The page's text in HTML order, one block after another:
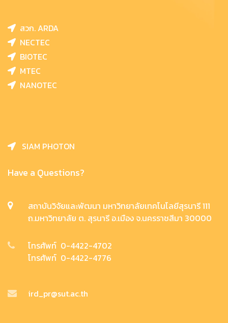
สวก. ARDA
NECTEC
BIOTEC
MTEC
NANOTEC
SIAM PHOTON
Have a Questions?
สถาบันวิจัยและพัฒนา มหาวิทยาลัยเทคโนโลยีสุรนารี 111
ถ.มหาวิทยาลัย ต. สุรนารี อ.เมือง จ.นครราชสีมา 30000
โทรศัพท์ 0-4422-4702
โทรศัพท์ 0-4422-4776
ird_pr@sut.ac.th